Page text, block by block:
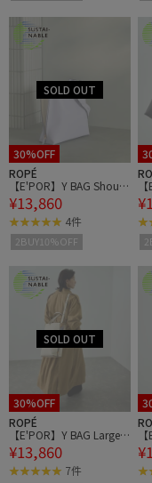
30%OFF
ROPÉ
【E'POR】Y BAG Should
er Large【通勤】【A4対
応】【ドラマ着用】
¥13,860
4件
2BUY10%OFF
4
30%OFF
ROPÉ
【E'POR】Y BAG Large/A
4対応・通勤
¥13,860
7件
4